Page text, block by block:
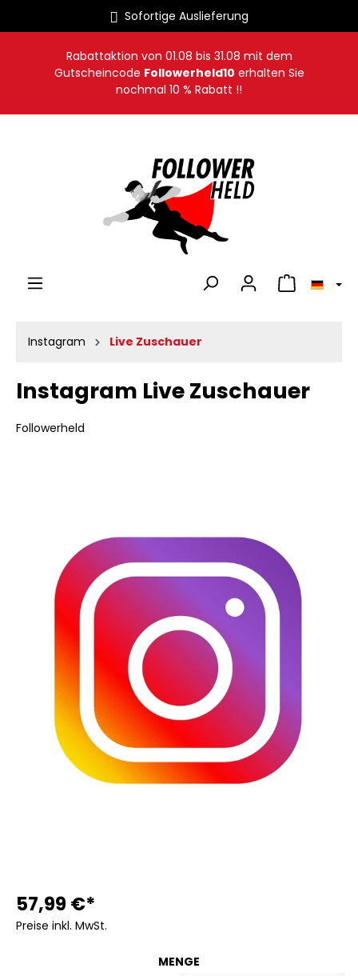
Sofortige Auslieferung
Rabattaktion von 01.08 bis 31.08 mit dem
Gutscheincode Followerheld10 erhalten Sie
nochmal 10 % Rabatt !!
Warenkorb
Instagram Live Zuschauer
Instagram Live Zuschauer
Followerheld
57,99 €*
Preise inkl. MwSt.
MENGE